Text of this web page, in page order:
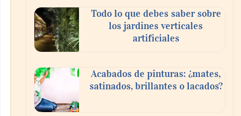
Todo lo que debes saber sobre
los jardines verticales
artificiales
Acabados de pinturas: ¿mates,
satinados, brillantes o lacados?